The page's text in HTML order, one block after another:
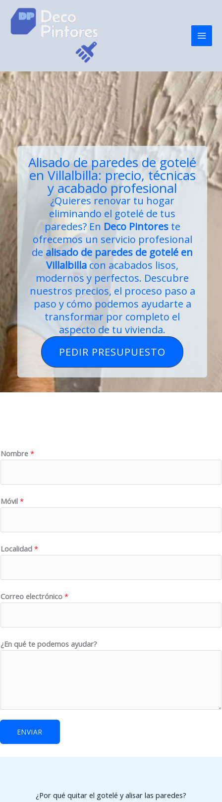
contenido
Alisado de paredes de gotelé
en Villalbilla: precio, técnicas
y acabado profesional
¿Quieres renovar tu hogar
eliminando el gotelé de tus
paredes? En Deco Pintoreste
ofrecemos un servicio profesional
de alisado de paredes de gotelé en
Villalbilla con acabados lisos,
modernos y perfectos. Descubre
nuestros precios, el proceso paso a
paso y cómo podemos ayudarte a
transformar por completo el
aspecto de tu vivienda.
PEDIR PRESUPUESTO
Nombre *
Móvil *
Localidad *
ó
i
l
e
t
r
Correo electrónico *
¿En qué te podemos ayudar?
ENVIAR
¿Por qué quitar el gotelé y alisar las paredes?